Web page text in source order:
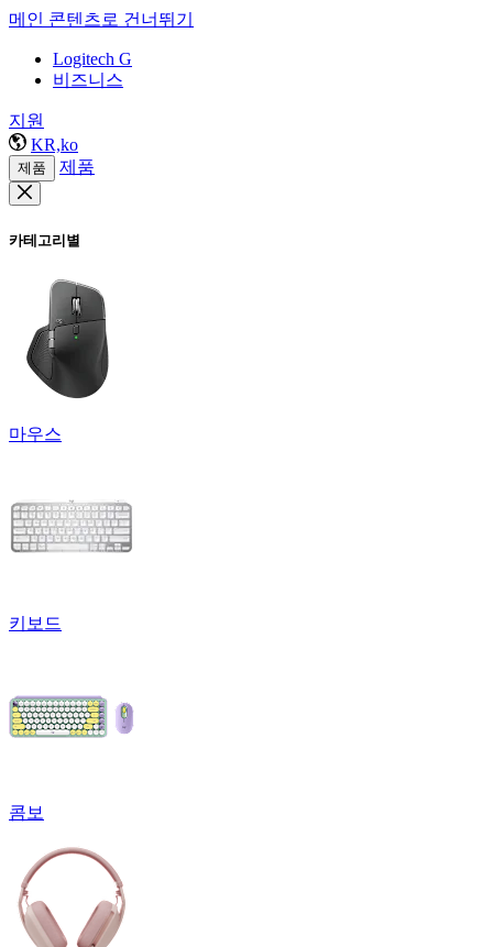
메인 콘텐츠로 건너뛰기
Logitech G
비즈니스
지원
KR,ko
제품 제품
카테고리별
마우스
키보드
콤보